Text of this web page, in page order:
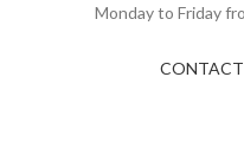
Monday to Friday